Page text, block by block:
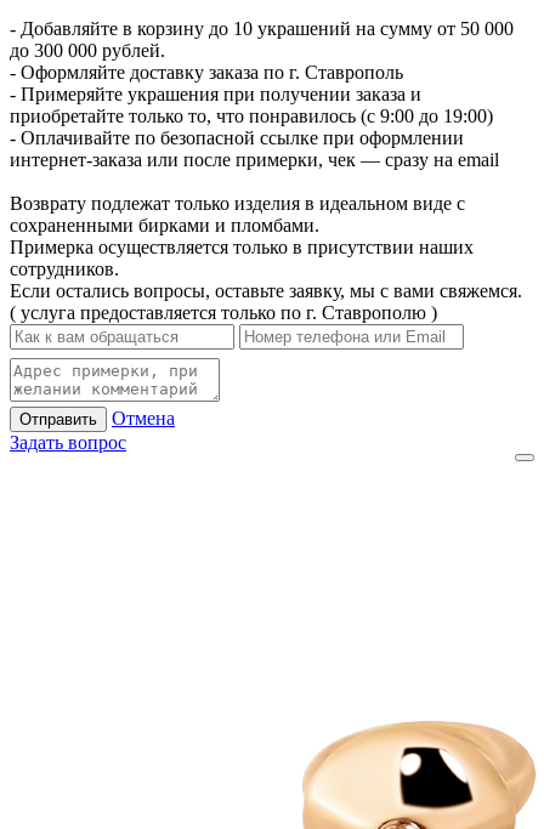
- Добавляйте в корзину до 10 украшений на сумму от 50 000
до 300 000 рублей.
- Оформляйте доставку заказа по г. Ставрополь
- Примеряйте украшения при получении заказа и
приобретайте только то, что понравилось (с 9:00 до 19:00)
- Оплачивайте по безопасной ссылке при оформлении
интернет-заказа или после примерки, чек — сразу на email
Возврату подлежат только изделия в идеальном виде с
сохраненными бирками и пломбами.
Примерка осуществляется только в присутствии наших
сотрудников.
Если остались вопросы, оставьте заявку, мы с вами свяжемся.
( услуга предоставляется только по г. Ставрополю )
Отправить
Отмена
Задать вопрос